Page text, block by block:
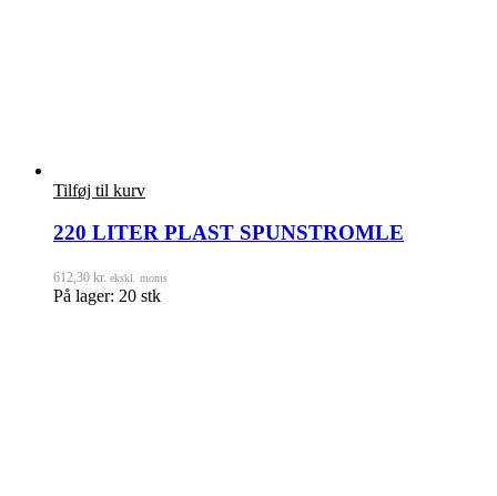
Tilføj til kurv
220 LITER PLAST SPUNSTROMLE
612,30 kr. ekskl. moms
På lager: 20 stk